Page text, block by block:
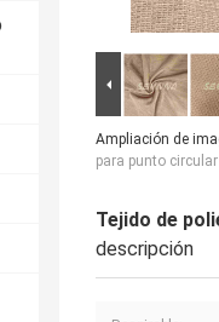
Ampliación de
para punto circular
Tejido de
descripción